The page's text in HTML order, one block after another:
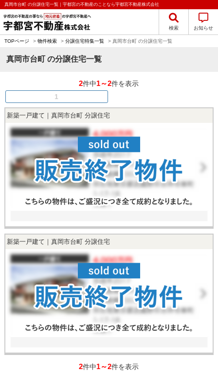
真岡市台町 の分譲住宅一覧｜宇都宮の不動産のことなら宇都宮不動産株式会社
検索 お知らせ
TOPページ > 物件検索 > 分譲住宅特集一覧 > 真岡市台町 の分譲住宅一覧
真岡市台町 の分譲住宅一覧
2件中1～2件を表示
1
新築一戸建て｜真岡市台町 分譲住宅
新築一戸建て｜真岡市台町 分譲住宅
2件中1～2件を表示